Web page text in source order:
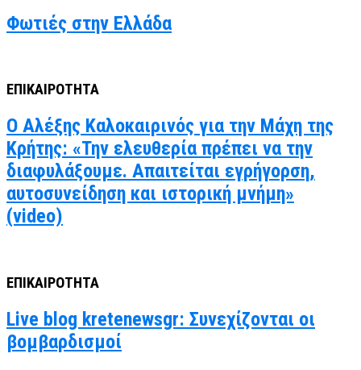
Φωτιές στην Ελλάδα
ΕΠΙΚΑΙΡΟΤΗΤΑ
Ο Αλέξης Καλοκαιρινός για την Μάχη της
Κρήτης: «Την ελευθερία πρέπει να την
διαφυλάξουμε. Απαιτείται εγρήγορση,
αυτοσυνείδηση και ιστορική μνήμη»
(video)
ΕΠΙΚΑΙΡΟΤΗΤΑ
Live blog kretenewsgr: Συνεχίζονται οι
βομβαρδισμοί